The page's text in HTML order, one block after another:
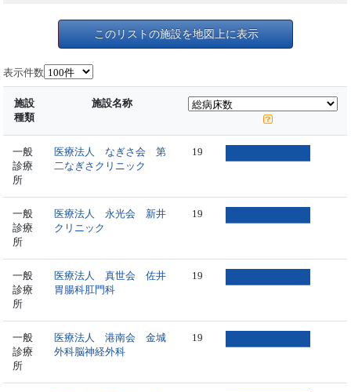
このリストの施設を地図上に表示
表示件数
施設
種類
施設名称
一般
診療
所
医療法人 なぎさ会 第
二なぎさクリニック
19
一般
診療
所
医療法人 永光会 新井
クリニック
19
一般
診療
所
医療法人 真世会 佐井
胃腸科肛門科
19
一般
診療
所
医療法人 港南会 金城
外科脳神経外科
19